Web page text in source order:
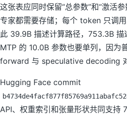
这张表应同时保留“总参数”和“激活
专家都需要存储；每个 token 只调
此 39.9B 描述计算路径，753.3B 描
MTP 的 10.0B 参数也要单列，因
forward 与 speculative decoding 对
Hugging Face commit
API、权重索引和张量形状共同支持